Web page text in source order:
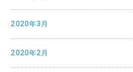
2020年3月
2020年2月